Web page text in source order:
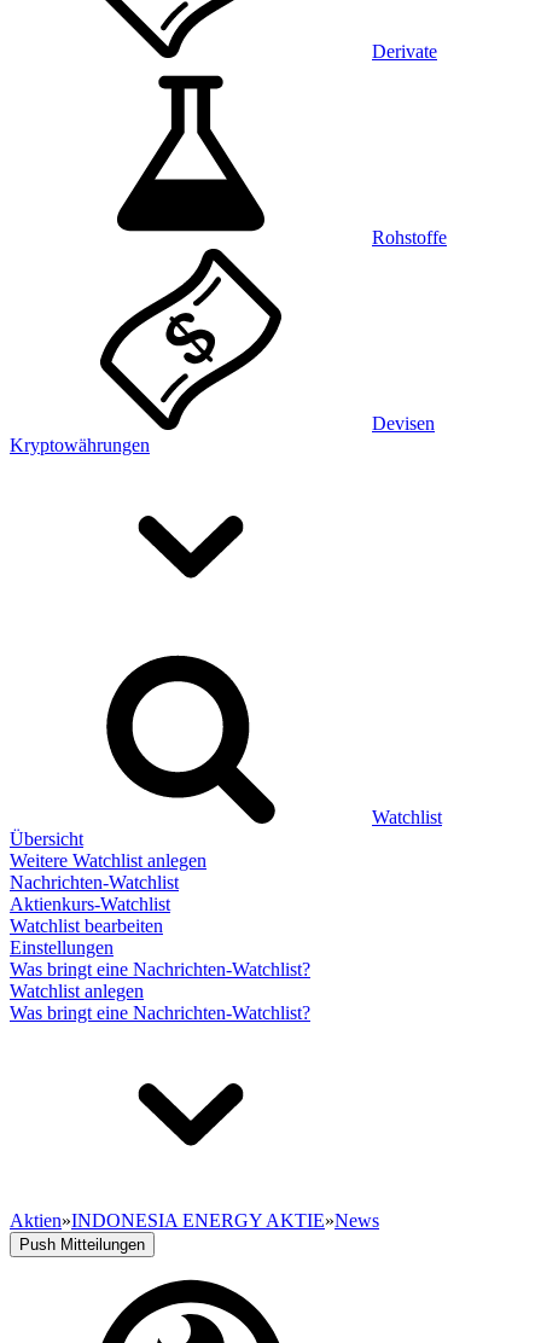
Derivate
Rohstoffe
Devisen
Kryptowährungen
Watchlist
Übersicht
Weitere Watchlist anlegen
Nachrichten-Watchlist
Aktienkurs-Watchlist
Watchlist bearbeiten
Einstellungen
Was bringt eine Nachrichten-Watchlist?
Watchlist anlegen
Was bringt eine Nachrichten-Watchlist?
Aktien»INDONESIA ENERGY AKTIE»News
Push Mitteilungen